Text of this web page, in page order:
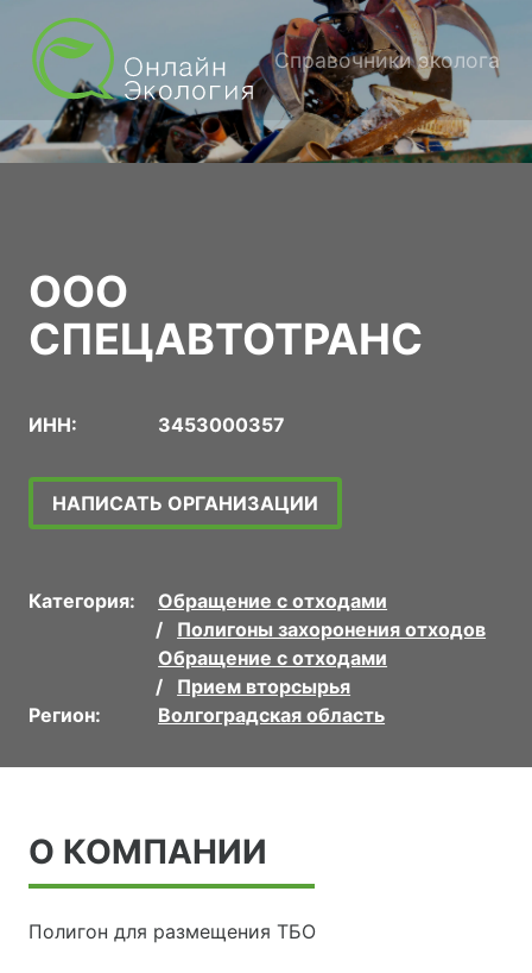
Справочники эколога
ООО
СПЕЦАВТОТРАНС
ИНН: 3453000357
НАПИСАТЬ ОРГАНИЗАЦИИ
Категория:
Обращение с отходами
Полигоны захоронения отходов
Обращение с отходами
Прием вторсырья
Регион:
Волгоградская область
О КОМПАНИИ
Полигон для размещения ТБО